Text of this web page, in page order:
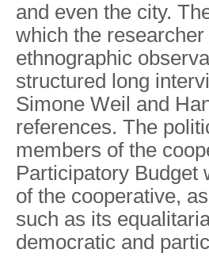
and even the city.
which the
ethnographic
structured long
Simone Weil and
references. The
members of the
Participatory Budget
of the cooperative,
such as its
democratic and